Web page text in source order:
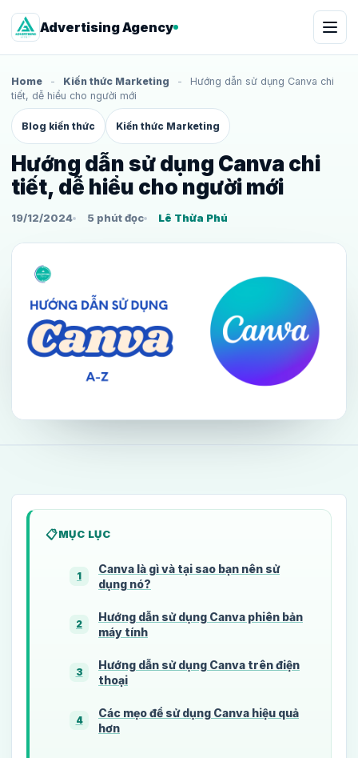
Advertising Agency
Home - Kiến thức Marketing -
Hướng dẫn sử dụng Canva chi
tiết, dễ hiểu cho người mới
Blog kiến thức Kiến thức Marketing
Hướng dẫn sử dụng Canva chi
tiết, dễ hiểu cho người mới
19/12/2024 5 phút đọc Lê Thừa Phú
MỤC LỤC
1
Canva là gì và tại sao bạn nên sử
dụng nó?
2
Hướng dẫn sử dụng Canva phiên bản
máy tính
3
Hướng dẫn sử dụng Canva trên điện
thoại
4
Các mẹo để sử dụng Canva hiệu quả
hơn